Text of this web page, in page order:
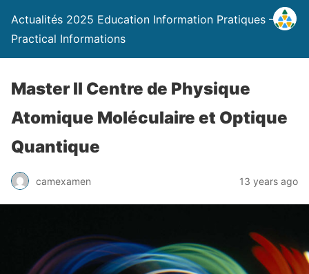
Actualités 2025 Education Information Pratiques –
Practical Informations
Master II Centre de Physique
Atomique Moléculaire et Optique
Quantique
camexamen 13 years ago